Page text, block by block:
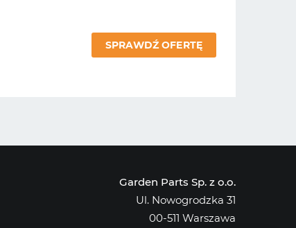
SPRAWDŹ OFERTĘ
Garden Parts Sp. z o.o.
Ul. Nowogrodzka 31
00-511 Warszawa